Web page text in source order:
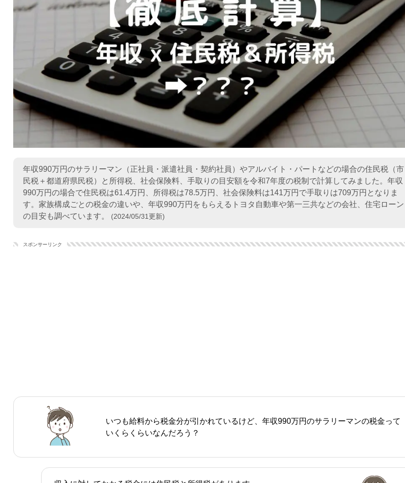
年収990万円のサラリーマン（正社員・派遣社員・契約社員）やアルバイト・パートなどの場合の住民税（市
民税＋都道府県民税）と所得税、社会保険料、手取りの目安額を令和7年度の税制で計算してみました。年収
990万円の場合で住民税は61.4万円、所得税は78.5万円、社会保険料は141万円で手取りは709万円となりま
す。家族構成ごとの税金の違いや、年収990万円をもらえるトヨタ自動車や第一三共などの会社、住宅ローン
の目安も調べています。
(2024/05/31更新)
スポンサーリンク
いつも給料から税金分が引かれているけど、年収990万円のサラリーマンの税金って
いくらくらいなんだろう？